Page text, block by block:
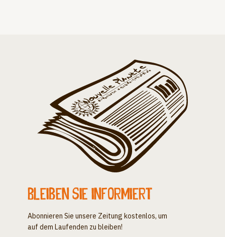
Bleiben Sie informiert
Abonnieren Sie unsere Zeitung kostenlos, um
auf dem Laufenden zu bleiben!